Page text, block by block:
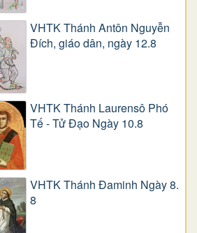
VHTK Thánh Antôn Nguyễn
Ðích, giáo dân, ngày 12.8
VHTK Thánh Laurensô Phó
Tế - Tử Đạo Ngày 10.8
VHTK Thánh Đaminh Ngày 8.
8